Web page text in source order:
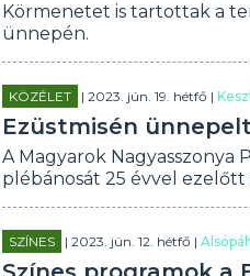
Körmenetet is tartottak a
ünnepén.
KÖZÉLET | 2023. jún. 19. hétfő |
Ezüstmisén
A Magyarok Nagyasszonya
plébánosát 25 évvel
SZÍNES | 2023. jún. 12. hétfő |